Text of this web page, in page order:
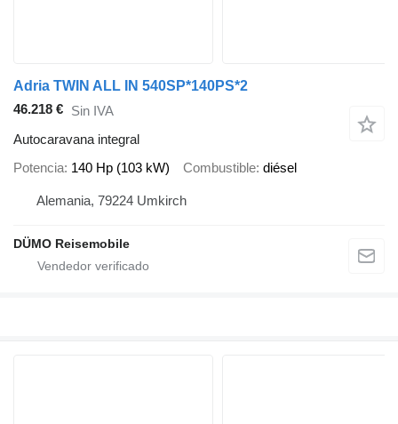
Adria TWIN ALL IN 540SP*140PS*2
46.218 € Sin IVA
Autocaravana integral
Potencia 140 Hp (103 kW) Combustible diésel
Alemania, 79224 Umkirch
DÜMO Reisemobile